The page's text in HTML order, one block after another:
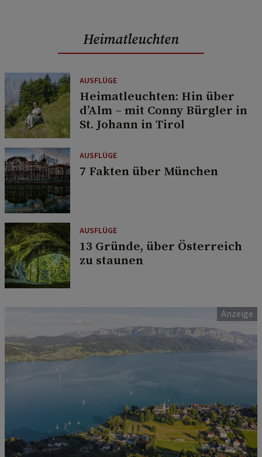
Heimatleuchten
AUSFLÜGE
Heimatleuchten: Hin über
d’Alm – mit Conny Bürgler in
St. Johann in Tirol
AUSFLÜGE
7 Fakten über München
AUSFLÜGE
13 Gründe, über Österreich
zu staunen